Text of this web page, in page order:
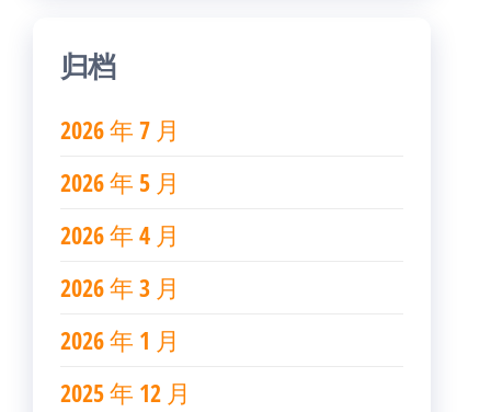
归档
2026 年 7 月
2026 年 5 月
2026 年 4 月
2026 年 3 月
2026 年 1 月
2025 年 12 月